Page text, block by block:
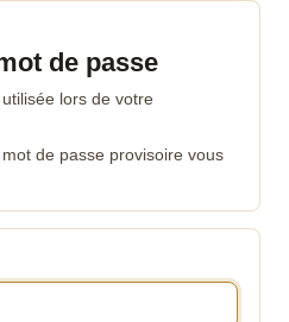
de passe
lors de votre
de passe provisoire vous